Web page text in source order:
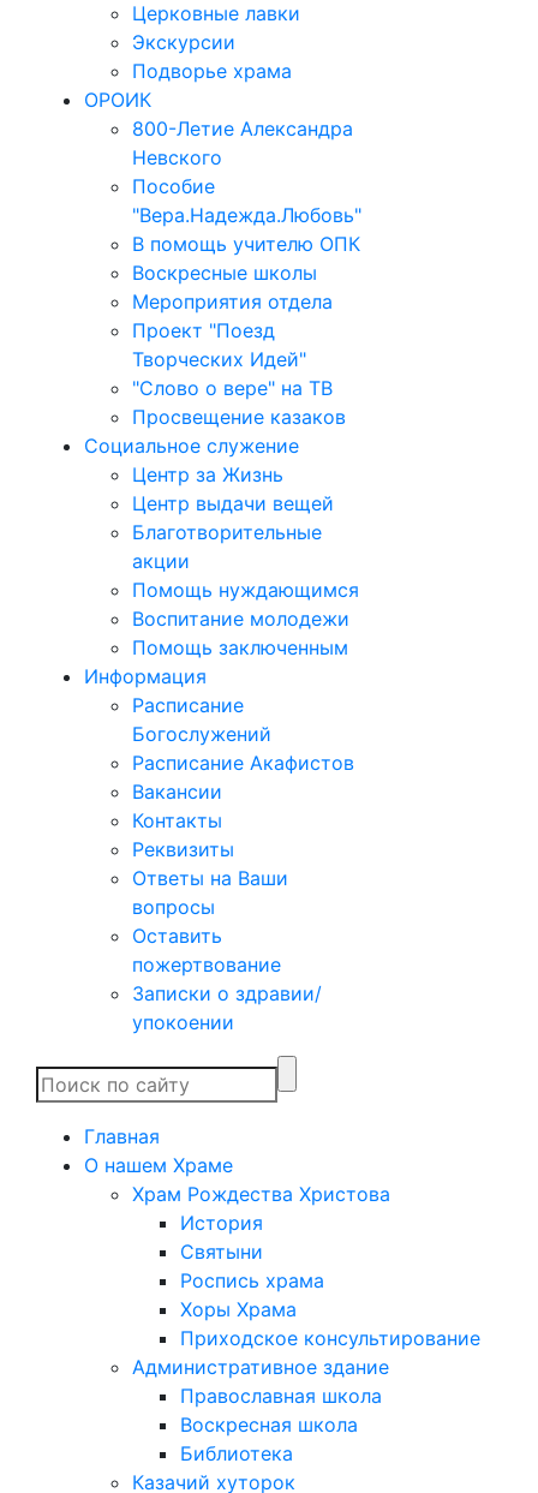
Церковные лавки
Экскурсии
Подворье храма
ОРОИК
800-Летие Александра
Невского
Пособие
"Вера.Надежда.Любовь"
В помощь учителю ОПК
Воскресные школы
Мероприятия отдела
Проект "Поезд
Творческих Идей"
"Слово о вере" на ТВ
Просвещение казаков
Социальное служение
Центр за Жизнь
Центр выдачи вещей
Благотворительные
акции
Помощь нуждающимся
Воспитание молодежи
Помощь заключенным
Информация
Расписание
Богослужений
Расписание Акафистов
Вакансии
Контакты
Реквизиты
Ответы на Ваши
вопросы
Оставить
пожертвование
Записки о здравии/
упокоении
Главная
О нашем Храме
Храм Рождества Христова
История
Святыни
Роспись храма
Хоры Храма
Приходское консультирование
Административное здание
Православная школа
Воскресная школа
Библиотека
Казачий хуторок